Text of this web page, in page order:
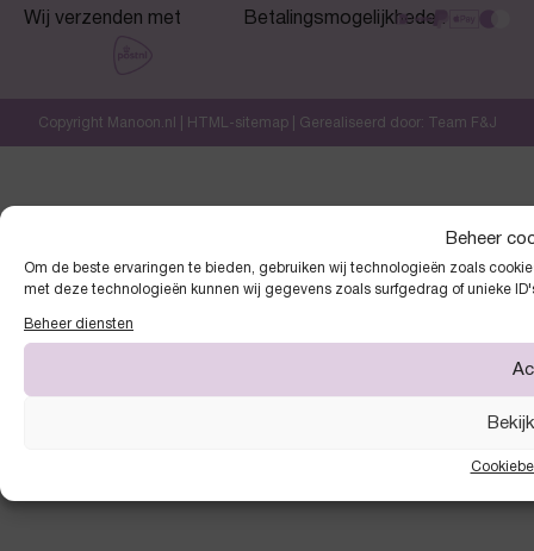
Beheer
Om de beste ervaringen te bieden, gebruiken wij technologieën zoals
met deze technologieën kunnen wij gegevens zoals surfgedrag of unieke
Beheer diensten
Wij verzenden met Betalingsmogelijkheden
Copyright Manoon.nl | HTML-sitemap| Gerealiseerd door: Team F&J